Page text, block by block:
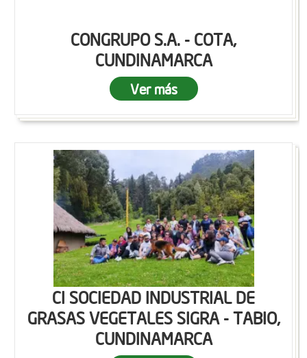
CONGRUPO S.A. - COTA,
CUNDINAMARCA
Ver más
CI SOCIEDAD INDUSTRIAL DE
GRASAS VEGETALES SIGRA - TABIO,
CUNDINAMARCA